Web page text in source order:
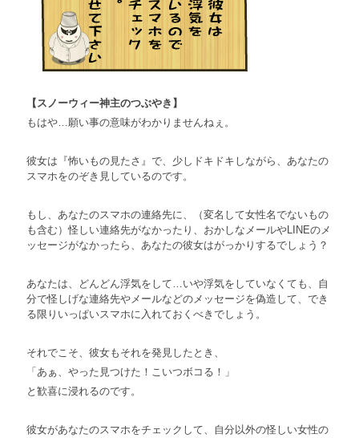
【スノーウィー神主のつぶやき】
もはや…願い事の意味がわかりませんねぇ。
彼女は『怖いもの見たさ』で、少しドキドキしながら、あなたの
スマホをのぞき見しているのです。
もし、あなたのスマホの連絡先に、（変名して女性名でないもの
も含む）怪しい連絡先がなかったり、おかしなメールやLINEのメ
ッセージがなかったら、あなたの彼女はがっかりするでしょう？
あなたは、どんどん浮気をして…いや浮気をしていなくても、自
分で怪しげな連絡先やメールなどのメッセージを偽造して、でき
る限りいっぱいスマホに入れておくべきでしょう。
それでこそ、彼女もそれを発見したとき、
「あぁ、やった見つけた！こいつボコる！」
と歓喜に浸れるのです。
彼女があなたのスマホをチェックして、自分以外の怪しい女性の